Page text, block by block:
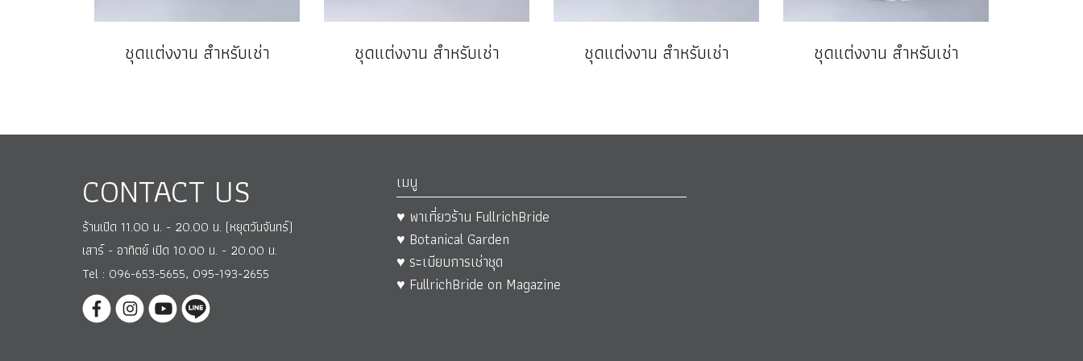
ชุดแต่งงาน สำหรับเช่า ชุดแต่งงาน สำหรับเช่า ชุดแต่งงาน สำหรับเช่า ชุดแต่งงาน สำหรับเช่า
CONTACT US
ร้านเปิด 11.00 น. - 20.00 น. (หยุดวันจันทร์)
เสาร์ - อาทิตย์ เปิด 10.00 น. - 20.00 น.
Tel : 096-653-5655, 095-193-2655
เมนู
♥ พาเที่ยวร้าน FullrichBride
♥ Botanical Garden
♥ ระเบียบการเช่าชุด
♥ FullrichBride on Magazine